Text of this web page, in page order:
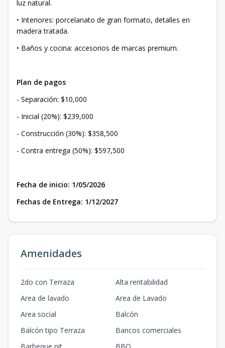
luz natural.
• Interiores: porcelanato de gran formato, detalles en
madera tratada.
• Baños y cocina: accesorios de marcas premium.
Plan de pagos
- Separación: $10,000
- Inicial (20%): $239,000
- Construcción (30%): $358,500
- Contra entrega (50%): $597,500
Fecha de inicio: 1/05/2026
Fechas de Entrega: 1/12/2027
Amenidades
2do con Terraza
Alta rentabilidad
Area de lavado
Area de Lavado
Area social
Balcón
Balcón tipo Terraza
Bancos comerciales
Barbeque pit
BBQ